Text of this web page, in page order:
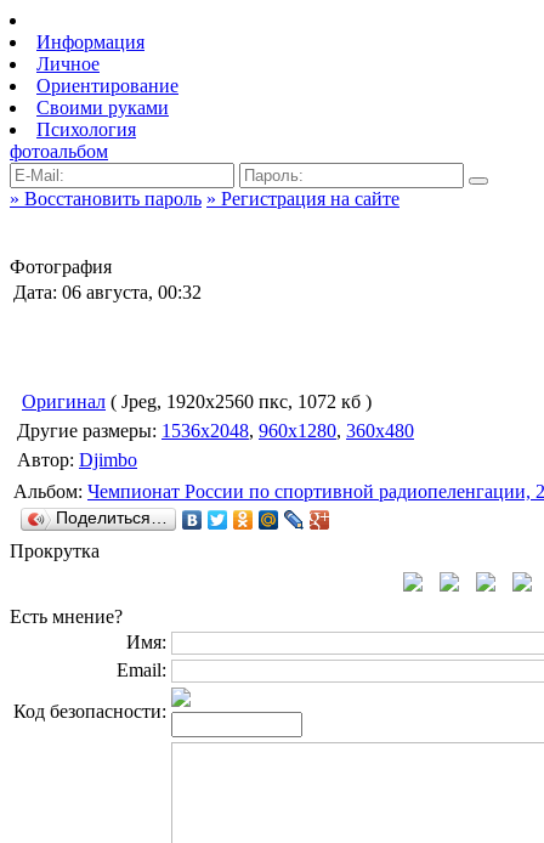
Информация
Личное
Ориентирование
Своими руками
Психология
фотоальбом
» Восстановить пароль » Регистрация на сайте
Фотография
Дата: 06 августа, 00:32
Оригинал ( Jpeg, 1920x2560 пкс, 1072 кб )
Другие размеры: 1536x2048, 960x1280, 360x480
Автор: Djimbo
Альбом: Чемпионат России по спортивной радиопеленгации,
Поделиться…
Прокрутка
Есть мнение?
Имя:
Email:
Код безопасности: